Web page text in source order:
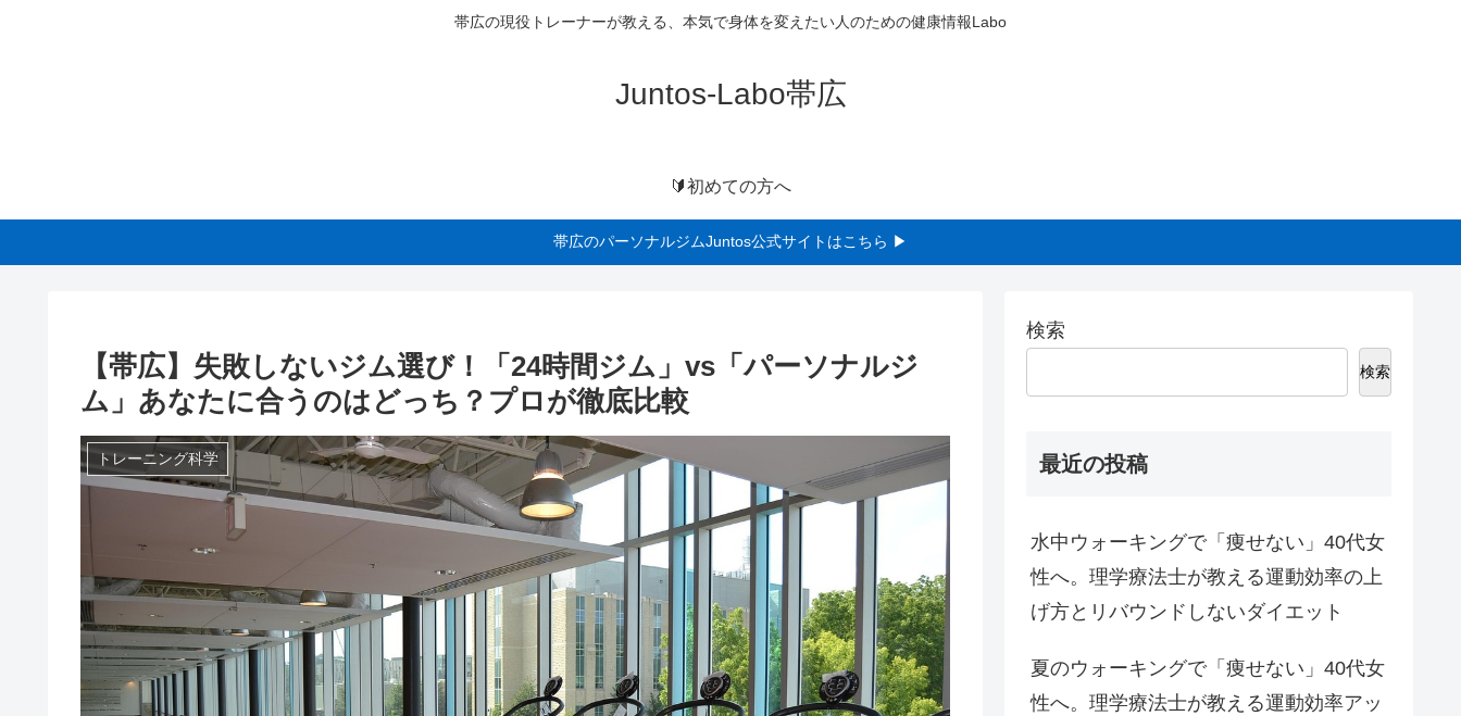
帯広の現役トレーナーが教える、本気で身体を変えたい人のための健康情報Labo
Juntos-Labo帯広
🔰初めての方へ
帯広のパーソナルジムJuntos公式サイトはこちら ▶
【帯広】失敗しないジム選び！「24時間ジム」vs「パーソナルジ
ム」あなたに合うのはどっち？プロが徹底比較
トレーニング科学
検索
検索
最近の投稿
水中ウォーキングで「痩せない」40代女
性へ。理学療法士が教える運動効率の上
げ方とリバウンドしないダイエット
夏のウォーキングで「痩せない」40代女
性へ。理学療法士が教える運動効率アッ